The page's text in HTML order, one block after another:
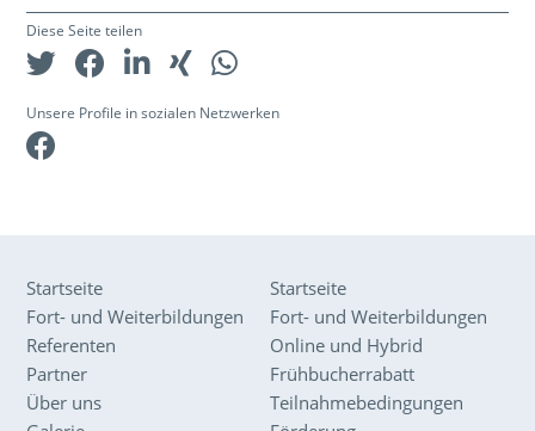
Diese Seite teilen
Unsere Profile in sozialen Netzwerken
Startseite
Fort- und Weiterbildungen
Referenten
Partner
Über uns
Startseite
Fort- und Weiterbildungen
Online und Hybrid
Frühbucherrabatt
Teilnahmebedingungen